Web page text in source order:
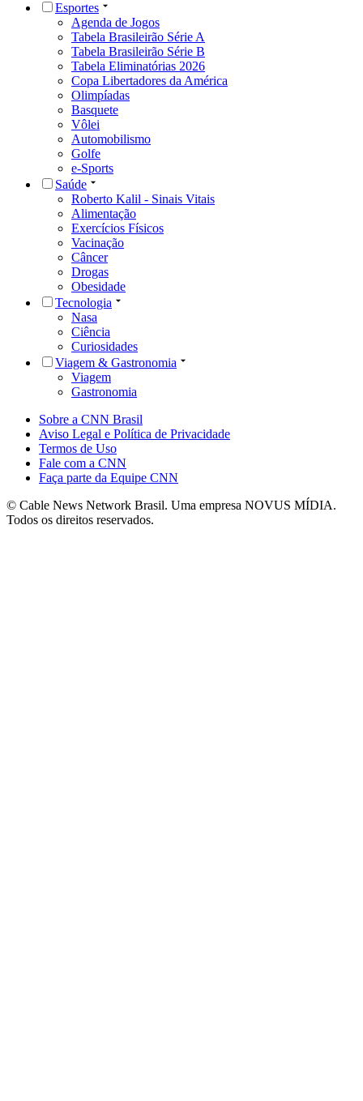
Esportes
Agenda de Jogos
Tabela Brasileirão Série A
Tabela Brasileirão Série B
Tabela Eliminatórias 2026
Copa Libertadores da América
Olimpíadas
Basquete
Vôlei
Automobilismo
Golfe
e-Sports
Saúde
Roberto Kalil - Sinais Vitais
Alimentação
Exercícios Físicos
Vacinação
Câncer
Drogas
Obesidade
Tecnologia
Nasa
Ciência
Curiosidades
Viagem & Gastronomia
Viagem
Gastronomia
Sobre a CNN Brasil
Aviso Legal e Política de Privacidade
Termos de Uso
Fale com a CNN
Faça parte da Equipe CNN
© Cable News Network Brasil. Uma empresa NOVUS MÍDIA.
Todos os direitos reservados.